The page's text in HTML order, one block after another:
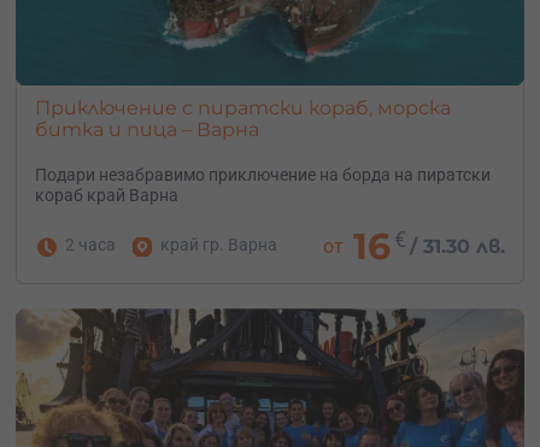
Приключение с пиратски кораб, морска
битка и пица – Варна
Подари незабравимо приключение на борда на пиратски
кораб край Варна
2 часа край гр. Варна от 16€ / 31.30 лв.